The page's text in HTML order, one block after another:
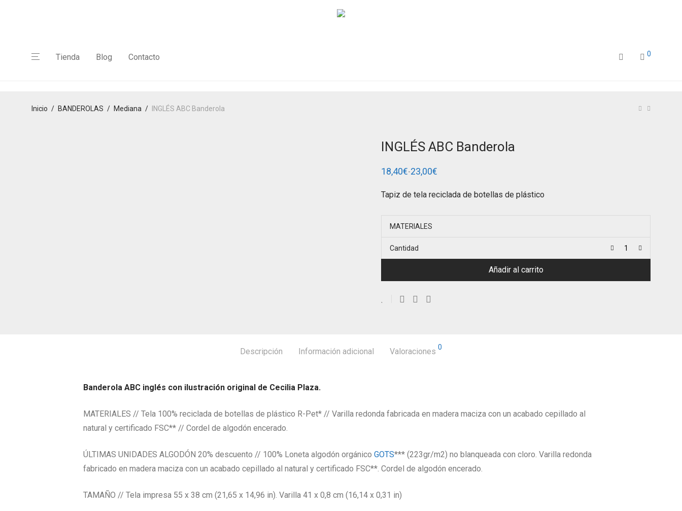
Tienda Blog Contacto 0
Inicio / BANDEROLAS / Mediana / INGLÉS ABC Banderola
INGLÉS ABC Banderola
18,40€-23,00€
Rango
desde
Tapiz de tela reciclada de botellas de plástico
MATERIALES
Cantidad
Añadir al carrito
Descripción Información adicional Valoraciones 0
Banderola ABC inglés con ilustración original de Cecilia Plaza.
MATERIALES // Tela 100% reciclada de botellas de plástico R-Pet* // Varilla redonda fabricada en madera maciza con un acabado cepillado al
natural y certificado FSC** // Cordel de algodón encerado.
ÚLTIMAS UNIDADES ALGODÓN 20% descuento // 100% Loneta algodón orgánico GOTS*** (223gr/m2) no blanqueada con cloro. Varilla redonda
fabricado en madera maciza con un acabado cepillado al natural y certificado FSC**. Cordel de algodón encerado.
TAMAÑO // Tela impresa 55 x 38 cm (21,65 x 14,96 in). Varilla 41 x 0,8 cm (16,14 x 0,31 in)